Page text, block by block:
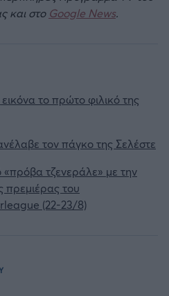
και στο Google News.
το πρώτο φιλικό της
τον πάγκο της Σελέστε
τζενεράλε» με την
πρεμιέρας του
(22-23/8)